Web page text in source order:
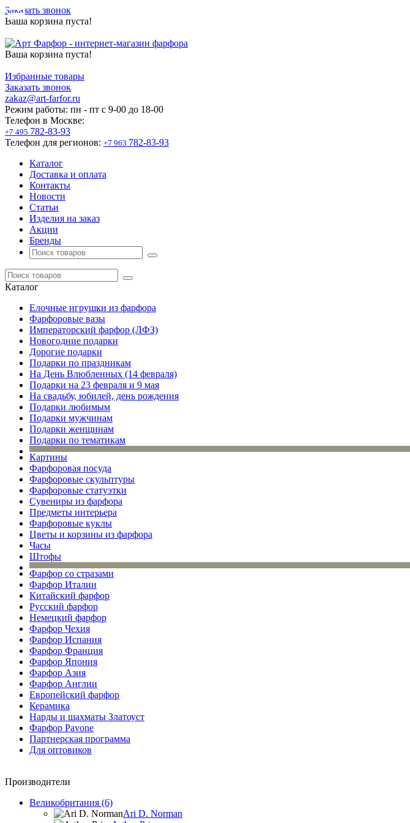
Заказать звонок
Ваша корзина пуста!
Ваша корзина пуста!
Избранные товары
Заказать звонок
zakaz@art-farfor.ru
Режим работы: пн - пт c 9-00 до 18-00
Телефон в Москве:
+7 495 782-83-93
Телефон для регионов: +7 963 782-83-93
Каталог
Доставка и оплата
Контакты
Новости
Статьи
Изделия на заказ
Акции
Бренды
Каталог
Елочные игрушки из фарфора
Фарфоровые вазы
Императорский фарфор (ЛФЗ)
Новогодние подарки
Дорогие подарки
Подарки по праздникам
На День Влюбленных (14 февраля)
Подарки на 23 февраля и 9 мая
На свадьбу, юбилей, день рождения
Подарки любимым
Подарки мужчинам
Подарки женщинам
Подарки по тематикам
Картины
Фарфоровая посуда
Фарфоровые скульптуры
Фарфоровые статуэтки
Сувениры из фарфора
Предметы интерьера
Фарфоровые куклы
Цветы и корзины из фарфора
Часы
Штофы
Фарфор со стразами
Фарфор Италии
Китайский фарфор
Русский фарфор
Немецкий фарфор
Фарфор Чехия
Фарфор Испания
Фарфор Франция
Фарфор Япония
Фарфор Азия
Фарфор Англии
Европейский фарфор
Керамика
Нарды и шахматы Златоуст
Фарфор Pavone
Партнерская программа
Для оптовиков
Производители
Великобритания (6)
Ari D. Norman